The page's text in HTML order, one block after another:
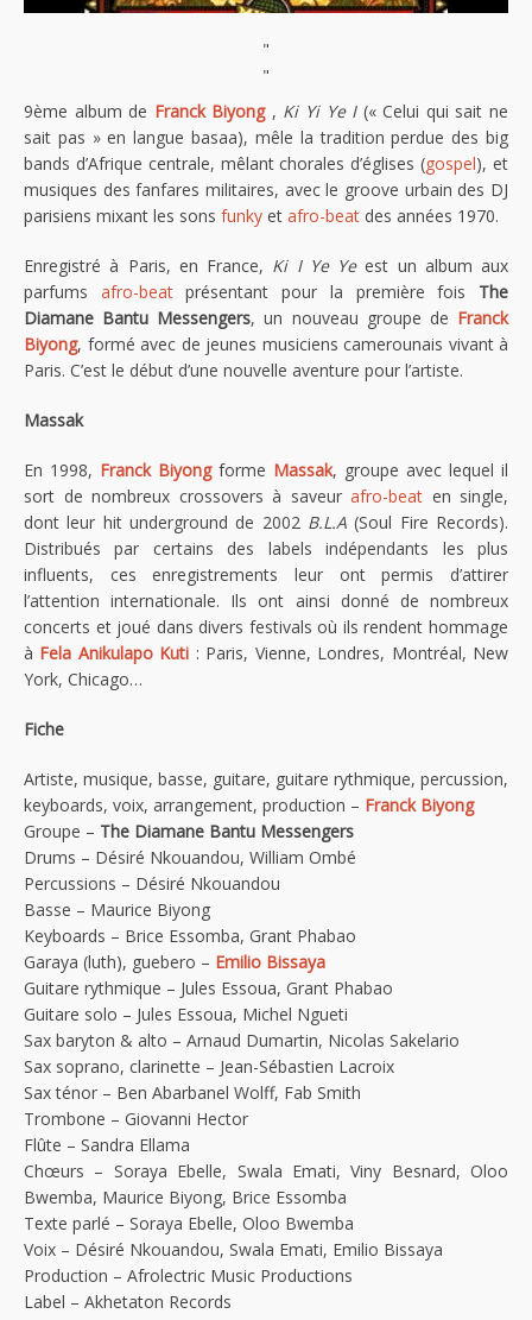
"
"
9ème album de Franck Biyong, Ki Yi Ye I(« Celui qui sait ne
sait pas » en langue basaa), mêle la tradition perdue des big
bands d’Afrique centrale, mêlant chorales d’églises (gospel), et
musiques des fanfares militaires, avec le groove urbain des DJ
parisiens mixant les sons funky et afro-beat des années 1970.
Enregistré à Paris, en France, Ki I Ye Yeest un album aux
parfums afro-beatprésentant pour la première fois The
Diamane Bantu Messengers, un nouveau groupe de Franck
Biyong, formé avec de jeunes musiciens camerounais vivant à
Paris. C’est le début d’une nouvelle aventure pour l’artiste.
Massak
En 1998, Franck Biyongforme Massak, groupe avec lequel il
sort de nombreux crossovers à saveur afro-beat en single,
dont leur hit underground de 2002 B.L.A (Soul Fire Records).
Distribués par certains des labels indépendants les plus
influents, ces enregistrements leur ont permis d’attirer
l’attention internationale. Ils ont ainsi donné de nombreux
concerts et joué dans divers festivals où ils rendent hommage
à Fela Anikulapo Kuti : Paris, Vienne, Londres, Montréal, New
York, Chicago…
Fiche
Artiste, musique, basse, guitare, guitare rythmique, percussion,
keyboards, voix, arrangement, production – Franck Biyong
Groupe – The Diamane Bantu Messengers
Drums – Désiré Nkouandou, William Ombé
Percussions – Désiré Nkouandou
Basse – Maurice Biyong
Keyboards – Brice Essomba, Grant Phabao
Garaya (luth), guebero – Emilio Bissaya
Guitare rythmique – Jules Essoua, Grant Phabao
Guitare solo – Jules Essoua, Michel Ngueti
Sax baryton & alto – Arnaud Dumartin, Nicolas Sakelario
Sax soprano, clarinette – Jean-Sébastien Lacroix
Sax ténor – Ben Abarbanel Wolff, Fab Smith
Trombone – Giovanni Hector
Flûte – Sandra Ellama
Chœurs – Soraya Ebelle, Swala Emati, Viny Besnard, Oloo
Bwemba, Maurice Biyong, Brice Essomba
Texte parlé – Soraya Ebelle, Oloo Bwemba
Voix – Désiré Nkouandou, Swala Emati, Emilio Bissaya
Production – Afrolectric Music Productions
Label – Akhetaton Records